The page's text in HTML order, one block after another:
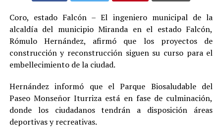
Coro, estado Falcón – El ingeniero municipal de la
alcaldía del municipio Miranda en el estado Falcón,
Rómulo Hernández, afirmó que los proyectos de
construcción y reconstrucción siguen su curso para el
embellecimiento de la ciudad.
Hernández informó que el Parque Biosaludable del
Paseo Monseñor Iturriza está en fase de culminación,
donde los ciudadanos tendrán a disposición áreas
deportivas y recreativas.